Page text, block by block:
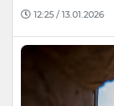
12:25 / 13.01.2026